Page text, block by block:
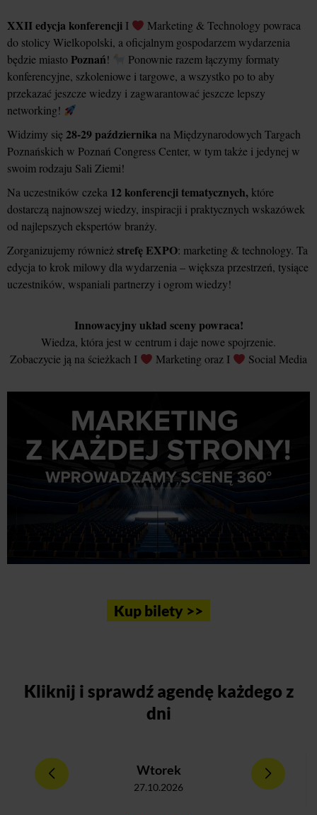
XXII edycja konferencji I
Marketing & Technology powraca
do stolicy Wielkopolski, a oficjalnym gospodarzem wydarzenia
będzie miasto Poznań!
Ponownie razem łączymy formaty
konferencyjne, szkoleniowe i targowe, a wszystko po to aby
przekazać jeszcze wiedzy i zagwarantować jeszcze lepszy
networking!
Widzimy się28-29 października na Międzynarodowych Targach
Poznańskich w Poznań Congress Center, w tym także i jedynej w
swoim rodzaju Sali Ziemi!
Na uczestników czeka 12 konferencji tematycznych, które
dostarczą najnowszej wiedzy, inspiracji i praktycznych wskazówek
od najlepszych ekspertów branży.
Zorganizujemy równieżstrefę EXPO: marketing & technology. Ta
edycja to krok milowy dla wydarzenia – większa przestrzeń, tysiące
uczestników, wspaniali partnerzy i ogrom wiedzy!
Innowacyjny układ sceny powraca!
Wiedza, która jest w centrum i daje nowe spojrzenie.
Zobaczycie ją na ścieżkach I
Marketing oraz I Social Media
Kup bilety >>
Kliknij i sprawdź agendę każdego z
dni
Wtorek
27.10.2026